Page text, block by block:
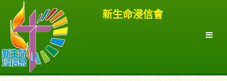
新生命浸信會